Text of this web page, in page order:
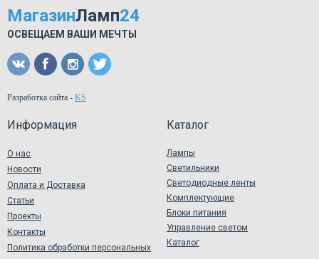
МагазинЛамп24
ОСВЕЩАЕМ ВАШИ МЕЧТЫ
Разработка сайта - KS
Информация
О нас
Новости
Оплата и Доставка
Статьи
Проекты
Контакты
Политика обработки персональных
Каталог
Лампы
Светильники
Светодиодные ленты
Комплектующие
Блоки питания
Управление светом
Каталог